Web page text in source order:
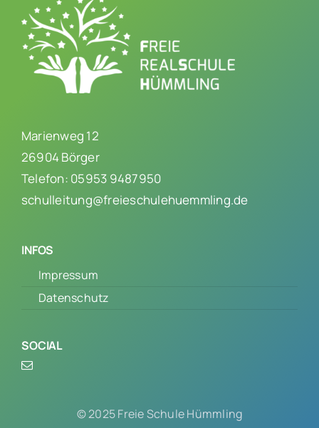
Marienweg 12
26904 Börger
Telefon: 05953 9487950
schulleitung@freieschulehuemmling.de
INFOS
Impressum
Datenschutz
SOCIAL
© 2025 Freie Schule Hümmling